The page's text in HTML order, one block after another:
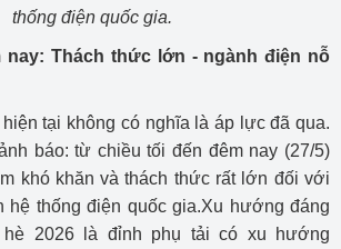
thống điện quốc gia.
nay: Thách thức lớn - ngành điện nỗ
tại không có nghĩa là áp lực đã qua.
báo: từ chiều tối đến đêm nay (27/5)
khó khăn và thách thức rất lớn đối với
hệ thống điện quốc gia.Xu hướng đáng
hè 2026 là đỉnh phụ tải có xu hướng